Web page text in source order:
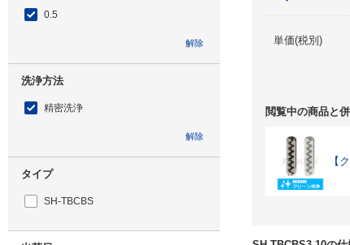
0.5
解除
洗浄方法
精密洗浄
解除
タイプ
SH-TBCBS
単価(税別)
閲覧中の商品と
【